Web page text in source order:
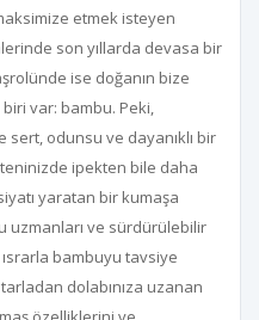
etmek isteyen
son yıllarda devasa bir
ise doğanın bize
var: bambu. Peki,
sert, odunsu ve dayanıklı bir
ipekten bile daha
yaratan bir kumaşa
uzmanları ve sürdürülebilir
bambuyu tavsiye
dolabınıza uzanan